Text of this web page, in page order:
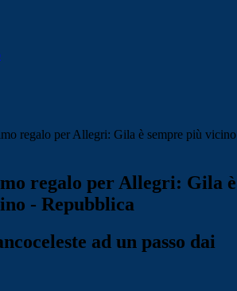
regalo per Allegri: Gila è sempre più vicino
regalo per Allegri: Gila è
- Repubblica
ad un passo dai